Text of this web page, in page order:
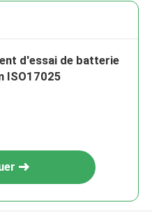
d'essai de batterie
ISO17025